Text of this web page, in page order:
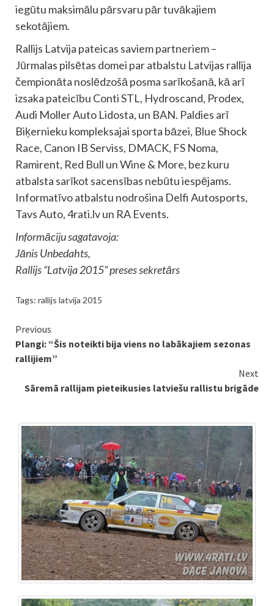
iegūtu maksimālu pārsvaru pār tuvākajiem
sekotājiem.
Rallijs Latvija pateicas saviem partneriem –
Jūrmalas pilsētas domei par atbalstu Latvijas rallija
čempionāta noslēdzošā posma sarīkošanā, kā arī
izsaka pateicību Conti STL, Hydroscand, Prodex,
Audi Moller Auto Lidosta, un BAN. Paldies arī
Biķernieku kompleksajai sporta bāzei, Blue Shock
Race, Canon IB Serviss, DMACK, FS Noma,
Ramirent, Red Bull un Wine & More, bez kuru
atbalsta sarīkot sacensības nebūtu iespējams.
Informatīvo atbalstu nodrošina Delfi Autosports,
Tavs Auto, 4rati.lv un RA Events.
Informāciju sagatavoja:
Jānis Unbedahts,
Rallijs “Latvija 2015” preses sekretārs
Tags: rallijs latvija 2015
Continue
Reading
Previous
Plangi: “Šis noteikti bija viens no labākajiem sezonas
rallijiem”
Next
Sāremā rallijam pieteikusies latviešu rallistu brigāde